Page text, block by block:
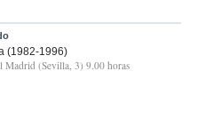
(1982-1996)
Madrid (Sevilla, 3) 9.00 horas